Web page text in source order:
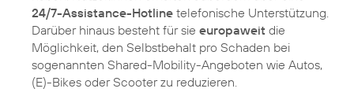
24/7-Assistance-Hotline telefonische Unterstützung.
Darüber hinaus besteht für sie europaweit die
Möglichkeit, den Selbstbehalt pro Schaden bei
sogenannten Shared-Mobility-Angeboten wie Autos,
(E)-Bikes oder Scooter zu reduzieren.